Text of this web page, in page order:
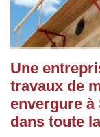
Une
travaux de
envergure à
dans toute